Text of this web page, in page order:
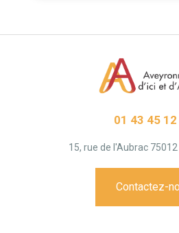
01 43 45 12
15, rue de l'Aubrac
Contactez-